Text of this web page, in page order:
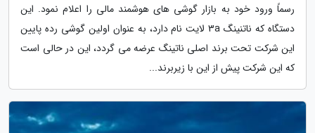
رسماً ورود خود به بازار گوشی های هوشمند مالی را اعلام نمود. این
دستگاه که ناتنینگ 3a لایت نام دارد، به عنوان اولین گوشی رده پایین
این شرکت تحت برند اصلی ناتینگ عرضه می گردد، این در حالی است
که این شرکت پیش از این با زیربرند...